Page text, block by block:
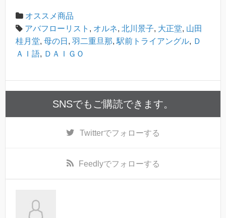
オススメ商品
アバフローリスト , オルネ, 北川景子, 大正堂, 山田
桂月堂, 母の日 , 羽二重旦那, 駅前トライアングル, Ｄ
ＡＩ語, ＤＡＩＧＯ
SNSでもご購読できます。
Twitterでフォローする
Feedlyでフォローする